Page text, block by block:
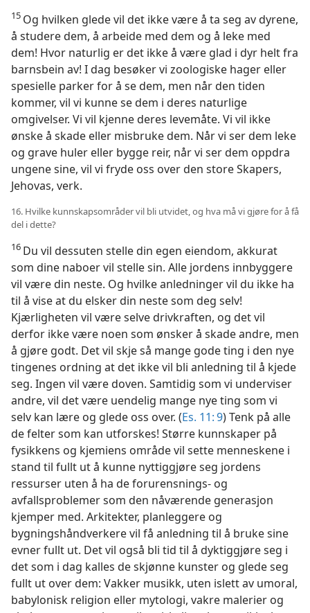
15 Og hvilken glede vil det ikke være å ta seg av dyrene,
å studere dem, å arbeide med dem og å leke med
dem! Hvor naturlig er det ikke å være glad i dyr helt fra
barnsbein av! I dag besøker vi zoologiske hager eller
spesielle parker for å se dem, men når den tiden
kommer, vil vi kunne se dem i deres naturlige
omgivelser. Vi vil kjenne deres levemåte. Vi vil ikke
ønske å skade eller misbruke dem. Når vi ser dem leke
og grave huler eller bygge reir, når vi ser dem oppdra
ungene sine, vil vi fryde oss over den store Skapers,
Jehovas, verk.
16. Hvilke kunnskapsområder vil bli utvidet, og hva må vi gjøre for å få
del i dette?
16 Du vil dessuten stelle din egen eiendom, akkurat
som dine naboer vil stelle sin. Alle jordens innbyggere
vil være din neste. Og hvilke anledninger vil du ikke ha
til å vise at du elsker din neste som deg selv!
Kjærligheten vil være selve drivkraften, og det vil
derfor ikke være noen som ønsker å skade andre, men
å gjøre godt. Det vil skje så mange gode ting i den nye
tingenes ordning at det ikke vil bli anledning til å kjede
seg. Ingen vil være doven. Samtidig som vi underviser
andre, vil det være uendelig mange nye ting som vi
selv kan lære og glede oss over. (Es. 11: 9) Tenk på alle
de felter som kan utforskes! Større kunnskaper på
fysikkens og kjemiens område vil sette menneskene i
stand til fullt ut å kunne nyttiggjøre seg jordens
ressurser uten å ha de forurensnings- og
avfallsproblemer som den nåværende generasjon
kjemper med. Arkitekter, planleggere og
bygningshåndverkere vil få anledning til å bruke sine
evner fullt ut. Det vil også bli tid til å dyktiggjøre seg i
det som i dag kalles de skjønne kunster og glede seg
fullt ut over dem: Vakker musikk, uten islett av umoral,
babylonisk religion eller mytologi, vakre malerier og